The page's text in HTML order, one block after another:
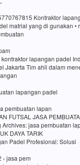
Kontraktor
matrial yang di gunakan •
lapangan padel
Jakarta Tim ahli dalam
lapangan padel
pembuatan lapan
FUTSAL JASA
Archives: jasa pembuatan
DAYA TARIK
Padel Profesional: Solusi
jasa pem